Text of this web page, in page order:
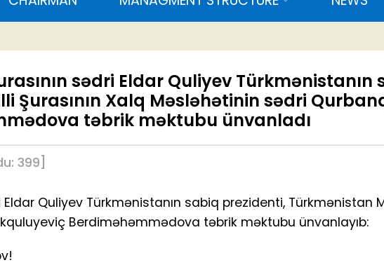
sədri Eldar Quliyev Türkmənistanın
Şurasının Xalq Məsləhətinin sədri
təbrik məktubu ünvanladı
399]
Quliyev Türkmənistanın sabiq prezidenti, Türkmənistan
Berdiməhəmmədova təbrik məktubu ünvanlayıb: